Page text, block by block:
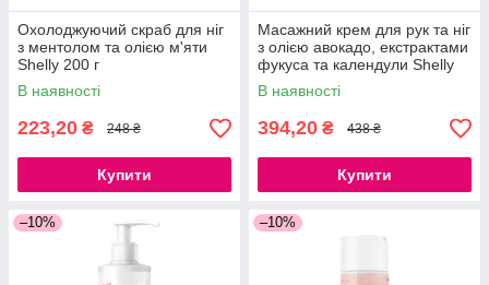
Охолоджуючий скраб для ніг
з ментолом та олією м'яти
Shelly 200 г
В наявності
223,20 ₴ 248 ₴
Купити
Масажний крем для рук та ніг
з олією авокадо, екстрактами
фукуса та календули Shelly
250 мл
В наявності
394,20 ₴ 438 ₴
Купити
–10% –10%